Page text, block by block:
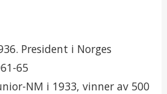
President i Norges
65
NM i 1933, vinner av 500